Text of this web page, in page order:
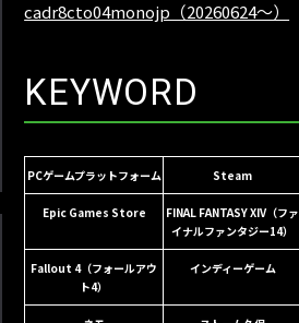
KEYWORD
PCゲームプラットフォーム Steam
Epic Games Store
FINAL FANTASY XIV（ファ
イナルファンタジー14）
Fallout 4（フォールアウ
ト4）
インディーゲーム